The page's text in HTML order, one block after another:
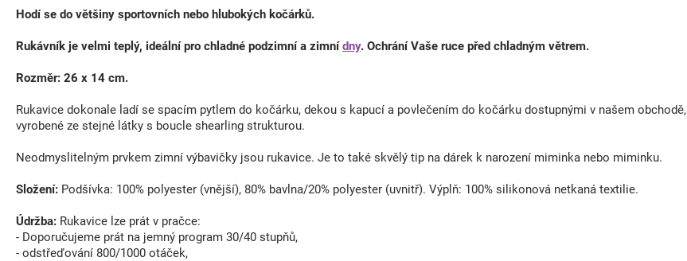
Hodí se do většiny sportovních nebo hlubokých kočárků.
Rukávník je velmi teplý, ideální pro chladné podzimní a zimnídny. Ochrání Vaše ruce před chladným větrem.
Rozměr: 26 x 14 cm.
Rukavice dokonale ladí se spacím pytlem do kočárku, dekou s kapucí a povlečením do kočárku dostupnými v našem obchodě,
vyrobené ze stejné látky s boucle shearling strukturou.
Neodmyslitelným prvkem zimní výbavičky jsou rukavice. Je to také skvělý tip na dárek k narození miminka nebo miminku.
Složení: Podšívka: 100% polyester (vnější), 80% bavlna/20% polyester (uvnitř). Výplň: 100% silikonová netkaná textilie.
Údržba: Rukavice lze prát v pračce:
- Doporučujeme prát na jemný program 30/40 stupňů,
- odstřeďování 800/1000 otáček,